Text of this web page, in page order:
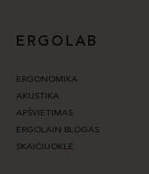
ERGOLAB
ERGONOMIKA
AKUSTIKA
APŠVIETIMAS
ERGOLAIN BLOGAS
SKAIČIUOKLĖ